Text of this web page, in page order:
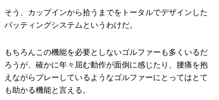
そう、カップインから拾うまでをトータルでデザインした
パッティングシステムというわけだ。
もちろんこの機能を必要としないゴルファーも多くいるだ
ろうが、確かに年々屈む動作が面倒に感じたり、腰痛を抱
えながらプレーしているようなゴルファーにとってはとて
も助かる機能と言える。